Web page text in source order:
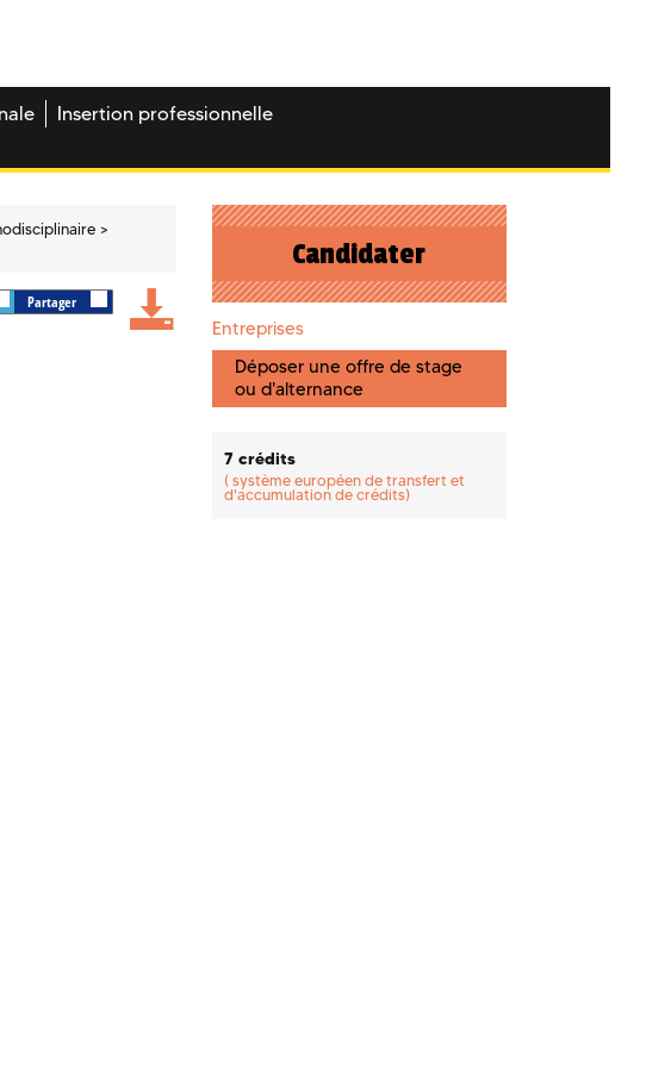
Insertion professionnelle
Partager
Candidater
Entreprises
Déposer une offre de stage
ou d'alternance
7 crédits
( système européen de transfert et
d'accumulation de crédits)